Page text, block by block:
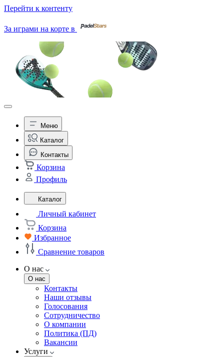
Перейти к контенту
За играми на корте в
Меню
Каталог
Контакты
Корзина
Профиль
Каталог
Личный кабинет
Корзина
Избранное
Сравнение товаров
О нас
О нас
Контакты
Наши отзывы
Голосования
Сотрудничество
О компании
Политика (ПД)
Вакансии
Услуги